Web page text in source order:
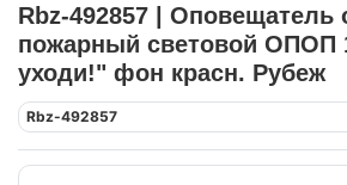
Rbz-492857 | Оповещатель
пожарный световой ОПОП
уходи!" фон красн. Рубеж
Rbz-492857